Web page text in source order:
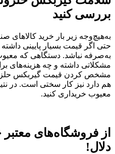
بررسی کنید
به‌هیچ‌وجه زیر بار خرید کالاهای
حتی اگر قیمت بسیار پایینی
به‌صرفه نباشد. دستگاهی که
مشکلاتی داشته و چه هزینه‌های
مشخص کردن قیمت گیربکس
هم دارد نیز کار سختی است. در
معیوب خریداری کنید.
از فروشگاه‌های معتبر
دلال!